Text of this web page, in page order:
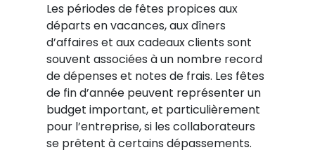
Les périodes de fêtes propices aux
départs en vacances, aux dîners
d’affaires et aux cadeaux clients sont
souvent associées à un nombre record
de dépenses et notes de frais. Les fêtes
de fin d’année peuvent représenter un
budget important, et particulièrement
pour l’entreprise, si les collaborateurs
se prêtent à certains dépassements.